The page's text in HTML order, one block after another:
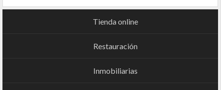
Tienda online
Restauración
Inmobiliarias